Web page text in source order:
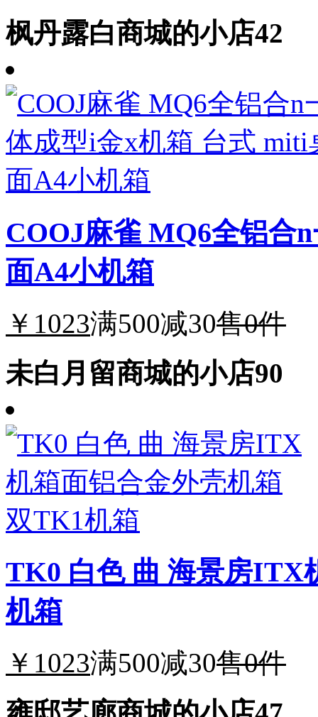
枫丹露白商城的小店42
COOJ麻雀 MQ6全铝合
面A4小机箱
￥1023满500减30售0件
未白月留商城的小店90
TK0 白色 曲 海景房ITX
机箱
￥1023满500减30售0件